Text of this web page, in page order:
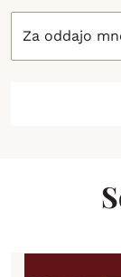
Za oddajo